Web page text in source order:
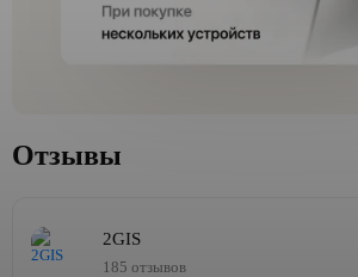
Отзывы
2GIS
185 отзывов